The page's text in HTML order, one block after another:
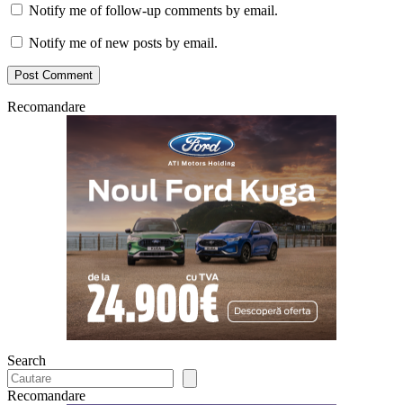
Notify me of follow-up comments by email.
Notify me of new posts by email.
Recomandare
Search
Recomandare